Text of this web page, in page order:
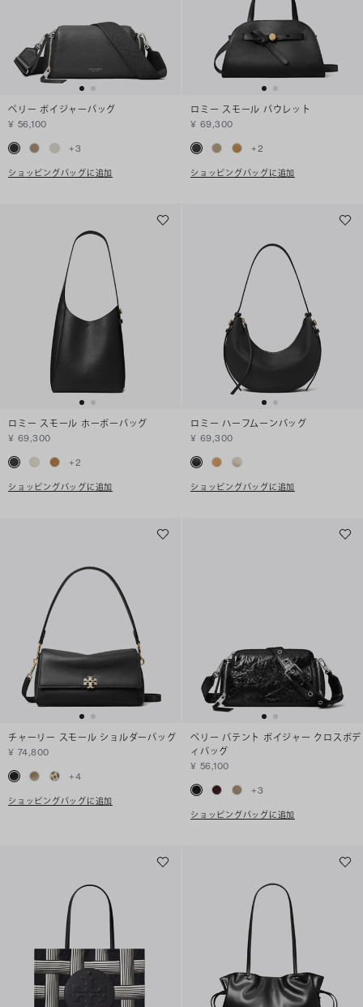
ペリー ボイジャーバッグ
¥ 56,100
+3
ショッピングバッグに追加
ロミー スモール バウレット
¥ 69,300
+2
ショッピングバッグに追加
ロミー スモール ホーボーバッグ
¥ 69,300
+2
ショッピングバッグに追加
ロミー ハーフムーンバッグ
¥ 69,300
ショッピングバッグに追加
チャーリー スモール ショルダーバッグ
¥ 74,800
+4
ショッピングバッグに追加
ペリー パテント ボイジャー クロスボデ
ィバッグ
¥ 56,100
+3
ショッピングバッグに追加